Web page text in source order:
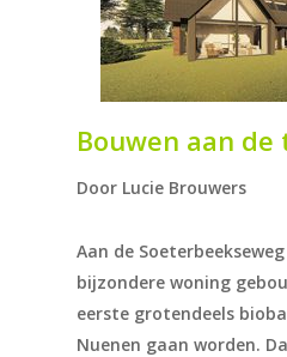
Bouwen aan
Door Lucie Brouwers
Aan de
bijzondere woning
eerste grotendeels
Nuenen gaan worden.